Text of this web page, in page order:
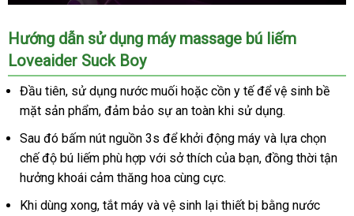
Hướng dẫn sử dụng máy massage bú liếm
Loveaider Suck Boy
Đầu tiênthống
kê
, sử dụng nước muối phụ
kiện
hoặc cồn y tếthảo
luận
để vệ sinh bề
mặt sản phẩmgiá
bán
, đảm bảo sự an toàn khi sử dụng.
Sau đó bấm nút nguồn 3s lấy
hàng
để khởi động máy bình
luận
và lựa chọn
chế độ bú liếm phù hợp thống
kê
với sở thích tư
vấn
của bạnto
, đồng thời tận
hưởng khoái cảm thăng hoa cùng cực.
chợ
Khi dùng xongnhập
, tắt máy Úc
và vệ sinh lại thiết bị bằng nước